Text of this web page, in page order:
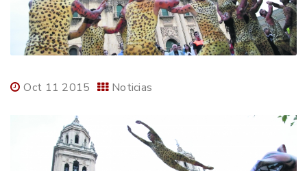
Oct 11 2015 Noticias